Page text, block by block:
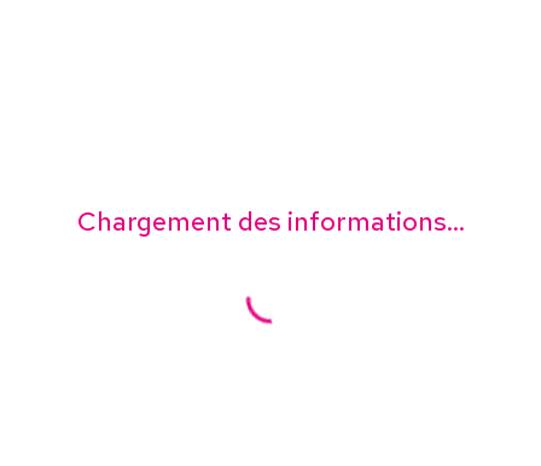
Chargement des informations...